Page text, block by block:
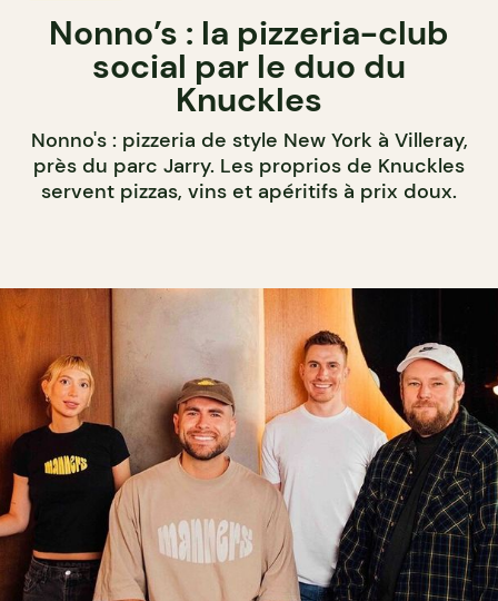
Nonno’s : la pizzeria-club
social par le duo du
Knuckles
Nonno's : pizzeria de style New York à Villeray,
près du parc Jarry. Les proprios de Knuckles
servent pizzas, vins et apéritifs à prix doux.